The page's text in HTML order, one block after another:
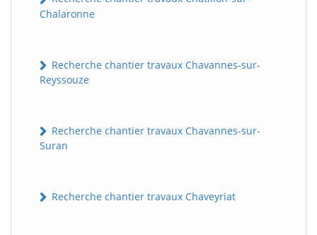
Chalaronne
Recherche chantier travaux Chavannes-sur-
Reyssouze
Recherche chantier travaux Chavannes-sur-
Suran
Recherche chantier travaux Chaveyriat